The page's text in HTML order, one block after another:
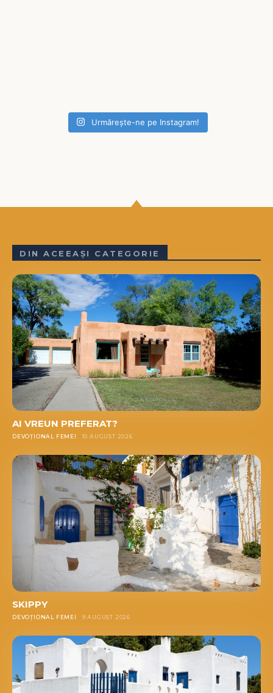
Urmărește-ne pe Instagram!
DIN ACEEAȘI CATEGORIE
AI VREUN PREFERAT?
DEVOȚIONAL FEMEI 10 AUGUST 2026
SKIPPY
DEVOȚIONAL FEMEI 9 AUGUST 2026